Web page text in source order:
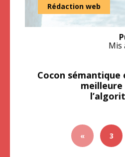
Rédaction web
Mis
Cocon
meilleure
« 3